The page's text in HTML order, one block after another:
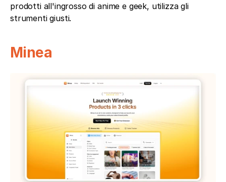
prodotti all'ingrosso di anime e geek, utilizza gli
strumenti giusti.
Minea